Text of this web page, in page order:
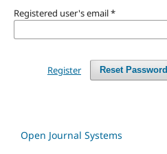
Registered user's email*
Reset Password
Register
Open Journal Systems